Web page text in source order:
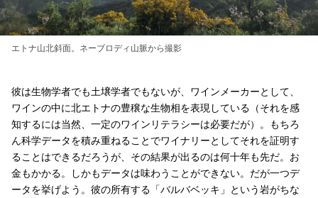
エトナ山北斜面。ネーブロディ山脈から撮影
彼は生物学者でも土壌学者でもないが、ワインメーカーとして、
ワインの中に北エトナの豊穣な生物相を表現している（それを感
知するには当然、一定のワインリテラシーは必要だが）。もちろ
ん科学データを積み重ねることでワイナリーとしてそれを証明す
ることはできるだろうが、その結果が出るのは何十年も先だ。お
金もかかる。しかもデータは味わうことができない。だが一つデ
ータを挙げよう。彼の所有する「バルバベッキ」という岩がちな